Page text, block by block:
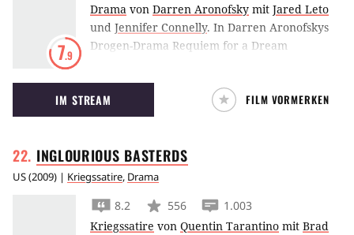
7.9
Drama von Darren Aronofsky mit Jared Leto
und Jennifer Connelly. In Darren Aronofskys
Drogen-Drama Requiem for a Dream
einer Abwärtsspirale aus Sucht und
Hilflosigkeit.
IM STREAM FILM VORMERKEN
INGLOURIOUS BASTERDS
US(2009) | Kriegssatire, Drama
8.2 556
1.003
Kriegssatire von Quentin Tarantino mit Brad